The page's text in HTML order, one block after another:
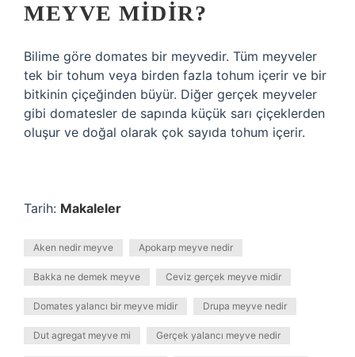
MEYVE MIDIR?
Bilime göre domates bir meyvedir. Tüm meyveler
tek bir tohum veya birden fazla tohum içerir ve bir
bitkinin çiçeğinden büyür. Diğer gerçek meyveler
gibi domatesler de sapında küçük sarı çiçeklerden
oluşur ve doğal olarak çok sayıda tohum içerir.
Tarih: Makaleler
Aken nedir meyve Apokarp meyve nedir
Bakka ne demek meyve Ceviz gerçek meyve midir
Domates yalancı bir meyve midir Drupa meyve nedir
Dut agregat meyve mi Gerçek yalancı meyve nedir